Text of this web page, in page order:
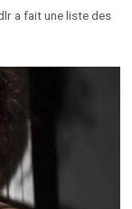
a fait une liste des